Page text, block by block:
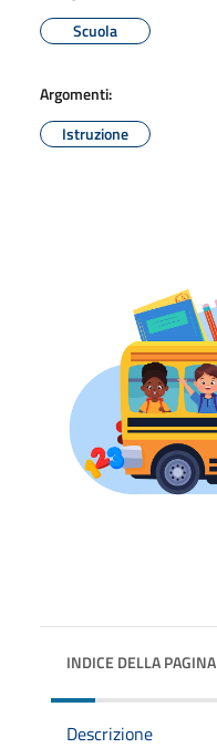
Scuola
Argomenti:
Istruzione
INDICE DELLA PAGINA
Descrizione